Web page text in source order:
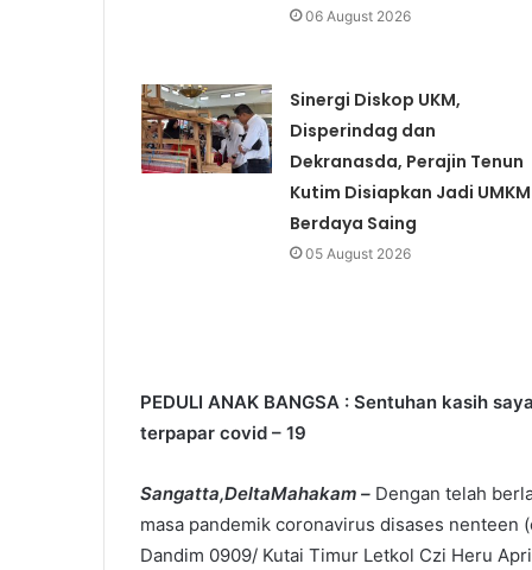
06 August 2026
Sinergi Diskop UKM,
Disperindag dan
Dekranasda, Perajin Tenun
Kutim Disiapkan Jadi UMKM
Berdaya Saing
05 August 2026
PEDULI ANAK BANGSA : Sentuhan kasih
terpapar covid – 19
Sangatta,DeltaMahakam – Dengan telah
masa pandemik coronavirus disases nenteen
Dandim 0909/ Kutai Timur Letkol Czi Heru